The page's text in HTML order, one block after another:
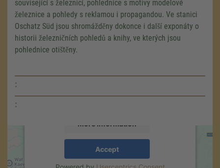
související s železnicí, pohlednice s motivy modelové
železnice a pohledy s reklamou i propagandou. Ve stanici
Oschatz Süd jsou shromážděny dokonce i další exponáty o
historii železničních pohledů a knihy, ve kterých jsou
pohlednice otištěny.
:
:
We need your consent to load the
Google Maps service!
content that may collect data about your
the service to see this map.
Accept